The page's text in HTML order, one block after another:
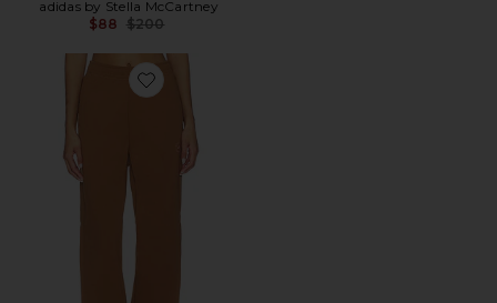
adidas by Stella McCartney
$88 Previous price:
$200
Favorite KNITTED 바지